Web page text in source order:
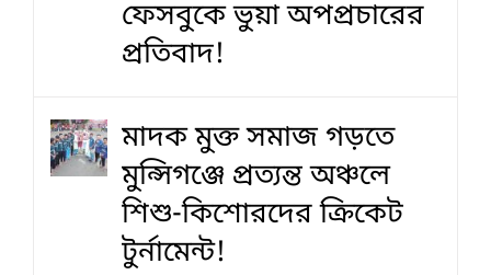
ফেসবুকে ভুয়া অপপ্রচারের
প্রতিবাদ!
মাদক মুক্ত সমাজ গড়তে
মুন্সিগঞ্জে প্রত্যন্ত অঞ্চলে
শিশু-কিশোরদের ক্রিকেট
টুর্নামেন্ট!